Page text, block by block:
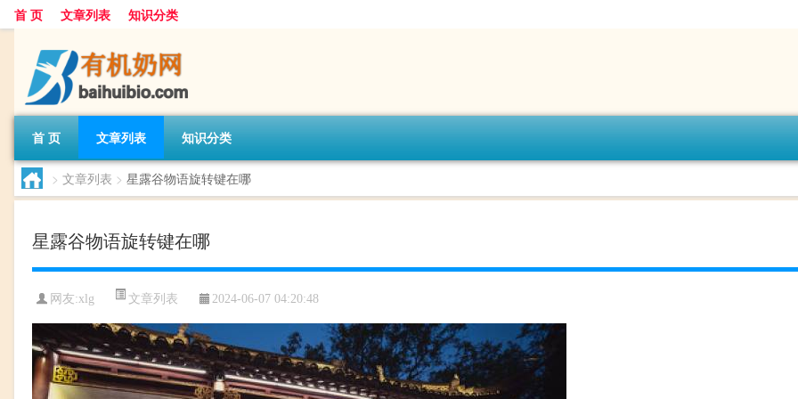
首 页 文章列表 知识分类
首 页 文章列表 知识分类
> 文章列表 > 星露谷物语旋转键在哪
星露谷物语旋转键在哪
网友:xlg 文章列表 2024-06-07 04:20:48